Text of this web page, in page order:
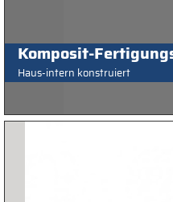
Komposit-
Haus-intern konstruiert